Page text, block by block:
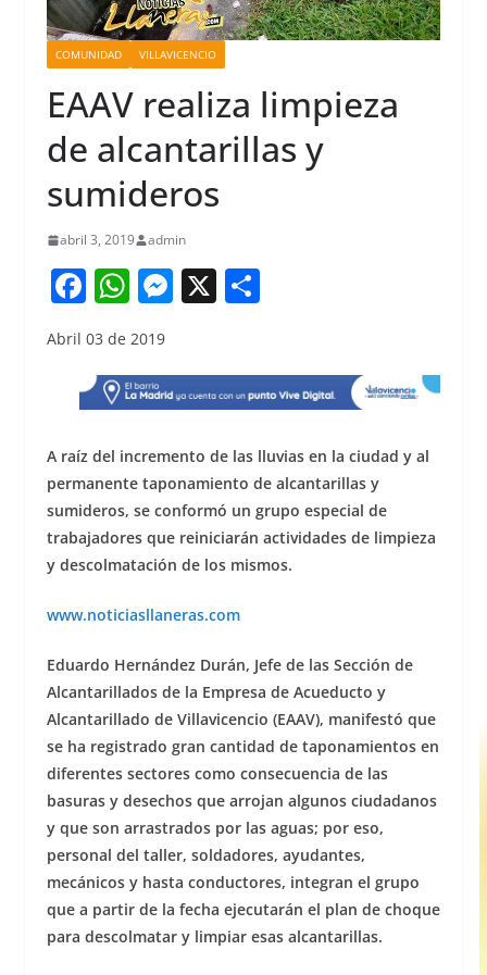
COMUNIDAD VILLAVICENCIO
EAAV realiza limpieza
de alcantarillas y
sumideros
abril 3, 2019 admin
F
c
e
b
o
o
k
W
at
s
A
p
p
M
e
n
g
er
X S
e
Abril 03 de 2019
A raíz del incremento de las lluvias en la ciudad y al
permanente taponamiento de alcantarillas y
sumideros, se conformó un grupo especial de
trabajadores que reiniciarán actividades de limpieza
y descolmatación de los mismos.
www.noticiasllaneras.com
Eduardo Hernández Durán, Jefe de las Sección de
Alcantarillados de la Empresa de Acueducto y
Alcantarillado de Villavicencio (EAAV), manifestó que
se ha registrado gran cantidad de taponamientos en
diferentes sectores como consecuencia de las
basuras y desechos que arrojan algunos ciudadanos
y que son arrastrados por las aguas; por eso,
personal del taller, soldadores, ayudantes,
mecánicos y hasta conductores, integran el grupo
que a partir de la fecha ejecutarán el plan de choque
para descolmatar y limpiar esas alcantarillas.